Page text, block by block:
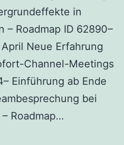
in
– Roadmap ID 62890–
Neue Erfahrung
Channel-Meetings
Einführung ab Ende
bei
Roadmap…